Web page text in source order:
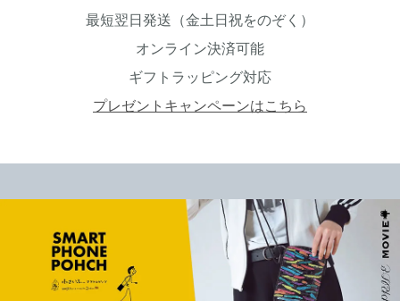
最短翌日発送（金土日祝をのぞく）
オンライン決済可能
ギフトラッピング対応
プレゼントキャンペーンはこちら